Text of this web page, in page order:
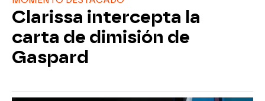
Clarissa intercepta la
carta de dimisión de
Gaspard